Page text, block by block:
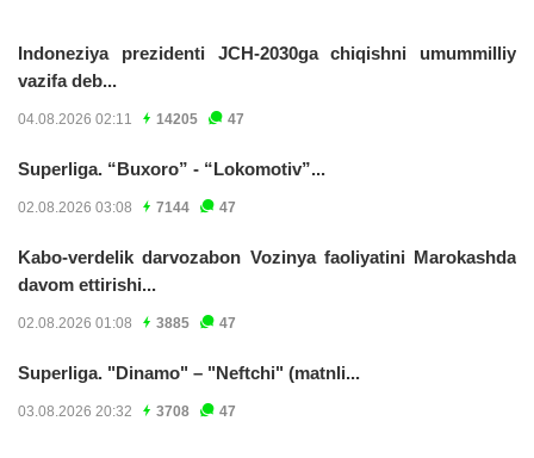
Indoneziya prezidenti JCH-2030ga chiqishni umummilliy
vazifa deb...
04.08.2026 02:11 14205 47
Superliga. “Buxoro” - “Lokomotiv”...
02.08.2026 03:08 7144 47
Kabo-verdelik darvozabon Vozinya faoliyatini Marokashda
davom ettirishi...
02.08.2026 01:08 3885 47
Superliga. "Dinamo" – "Neftchi" (matnli...
03.08.2026 20:32 3708 47